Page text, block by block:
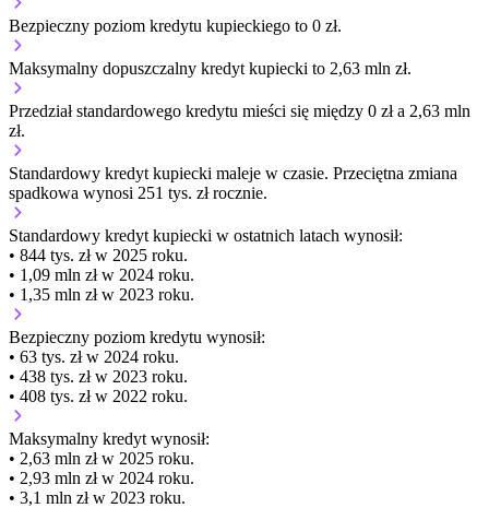
Bezpieczny poziom kredytu kupieckiego to 0 zł.
Maksymalny dopuszczalny kredyt kupiecki to 2,63 mln zł.
Przedział standardowego kredytu mieści się między 0 zł a 2,63 mln
zł.
Standardowy kredyt kupiecki maleje w czasie. Przeciętna zmiana
spadkowa wynosi 251 tys. zł rocznie.
Standardowy kredyt kupiecki w ostatnich latach wynosił:
• 844 tys. zł w 2025 roku.
• 1,09 mln zł w 2024 roku.
• 1,35 mln zł w 2023 roku.
Bezpieczny poziom kredytu wynosił:
• 63 tys. zł w 2024 roku.
• 438 tys. zł w 2023 roku.
• 408 tys. zł w 2022 roku.
Maksymalny kredyt wynosił:
• 2,63 mln zł w 2025 roku.
• 2,93 mln zł w 2024 roku.
• 3,1 mln zł w 2023 roku.